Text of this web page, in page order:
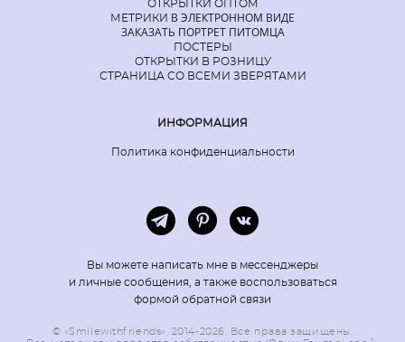
ОТКРЫТКИ ОПТОМ
МЕТРИКИ В ЭЛЕКТРОННОМ ВИДЕ
ЗАКАЗАТЬ ПОРТРЕТ ПИТОМЦА
ПОСТЕРЫ
ОТКРЫТКИ В РОЗНИЦУ
СТРАНИЦА СО ВСЕМИ ЗВЕРЯТАМИ
ИНФОРМАЦИЯ
Политика конфиденциальности
Вы можете написать мне в мессенджеры
и личные сообщения, а также воспользоваться
формой обратной связи
© «Smilewithfriends», 2014-2026. Все права защищены.